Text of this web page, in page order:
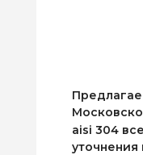
aisi 304